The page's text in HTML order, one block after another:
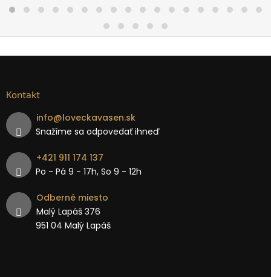
Kontakt
info@loveckavasen.sk
Snažíme sa odpovedať ihneď
+421 911 174 137
Po - Pá 9 − 17h, So 9 - 12h
Odberné miesto
Malý Lapáš 376
951 04 Malý Lapáš